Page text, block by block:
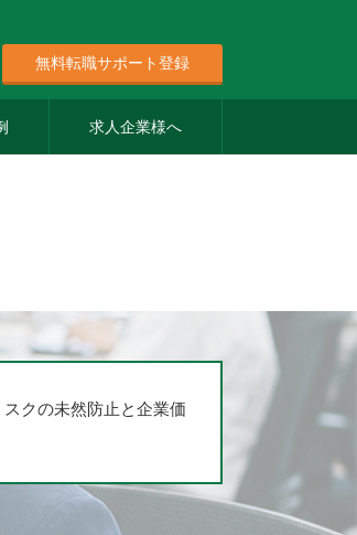
無料転職サポート登録
求人企業様へ
クの未然防止と企業価